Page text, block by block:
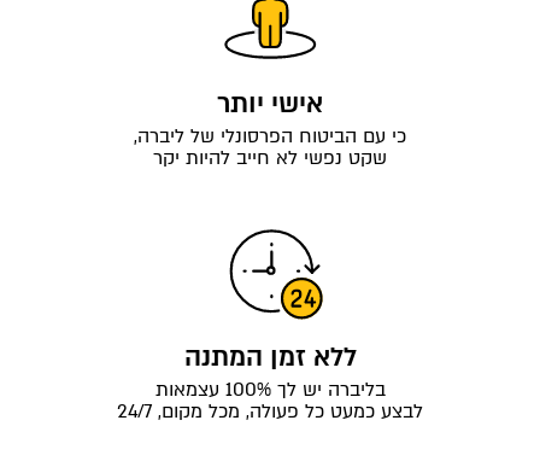
אישי יותר
כי עם הביטוח הפרסונלי של ליברה,
שקט נפשי לא חייב להיות יקר
ללא זמן המתנה
בליברה יש לך 100% עצמאות
לבצע כמעט כל פעולה, מכל מקום, 24/7